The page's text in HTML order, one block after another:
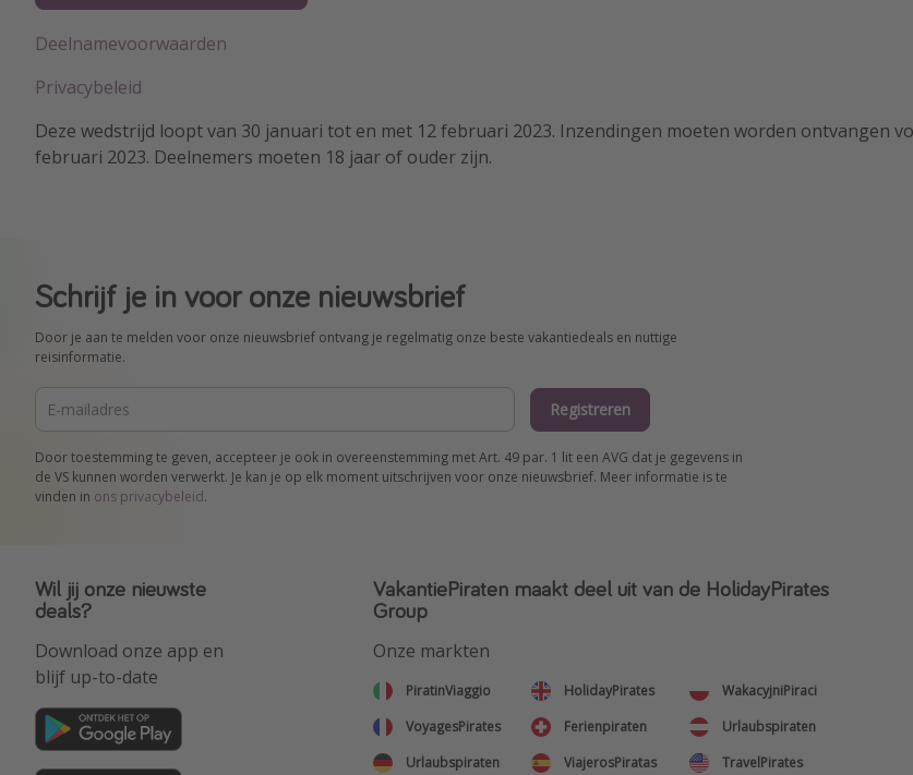
Deelnamevoorwaarden
Privacybeleid
Deze wedstrijd loopt van 30 januari tot en met 12 februari 2023. Inzendingen moeten worden ontvangen
februari 2023. Deelnemers moeten 18 jaar of ouder zijn.
Schrijf je in voor onze nieuwsbrief
Door je aan te melden voor onze nieuwsbrief ontvang je regelmatig onze beste vakantiedeals en nuttige
reisinformatie.
Registreren
Door toestemming te geven, accepteer je ook in overeenstemming met Art. 49 par. 1 lit een AVG dat je gegevens in
de VS kunnen worden verwerkt. Je kan je op elk moment uitschrijven voor onze nieuwsbrief. Meer informatie is te
vinden in ons privacybeleid.
Wil jij onze nieuwste
deals?
Download onze app en
blijf up-to-date
VakantiePiraten maakt deel uit van de HolidayPirates
Group
Onze markten
PiratinViaggio HolidayPirates
WakacyjniPiraci
VoyagesPirates
Ferienpiraten
Urlaubspiraten
Urlaubspiraten
ViajerosPiratas TravelPirates